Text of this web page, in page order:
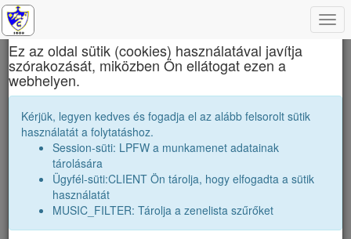
Nagy Mózes Főgimnázium
K. Johanna
K. Johanna
×
Ez az oldal sütik (cookies) használatával javítja
szórakozását, miközben Ön ellátogat ezen a
webhelyen.
Kérjük, legyen kedves és fogadja el az alább felsorolt sütik
használatát a folytatáshoz.
Session-süti: LPFW a munkamenet adatainak
tárolására
Ügyfél-süti:CLIENT Ön tárolja, hogy elfogadta a sütik
használatát
MUSIC_FILTER: Tárolja a zenelista szűrőket